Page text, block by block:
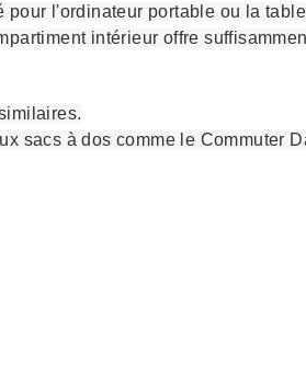
l'ordinateur portable ou la
intérieur offre
sacs à dos comme le Commuter